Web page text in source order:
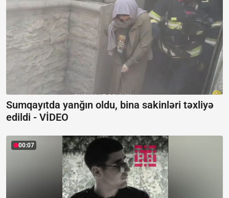
Sumqayıtda yanğın oldu, bina sakinləri təxliyə
edildi - VİDEO
00:07